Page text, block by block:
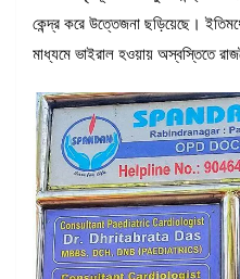
কেন্দ্র করে উত্তেজনা ছড়িয়েছে।
মাধ্যমে ভাইরাল হওয়ায় অস্বস্তিতে